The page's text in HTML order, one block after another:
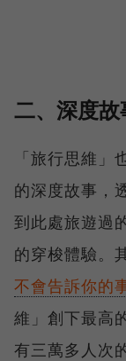
二、深度故
「旅行思維
的深度故事，
到此處旅遊過
的穿梭體驗。
不會告訴你的
維」創下最高
有三萬多人次